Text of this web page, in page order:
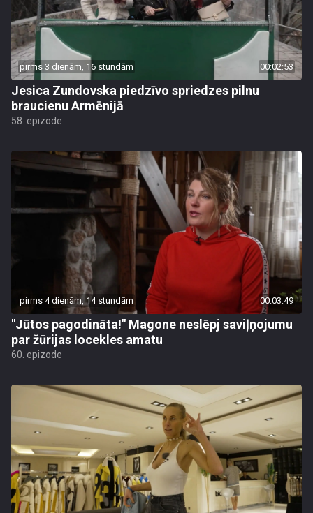
pirms 3 dienām, 16 stundām 00:02:53
Jesica Zundovska piedzīvo spriedzes pilnu
braucienu Armēnijā
58. epizode
pirms 4 dienām, 14 stundām 00:03:49
"Jūtos pagodināta!" Magone neslēpj saviļņojumu
par žūrijas locekles amatu
60. epizode